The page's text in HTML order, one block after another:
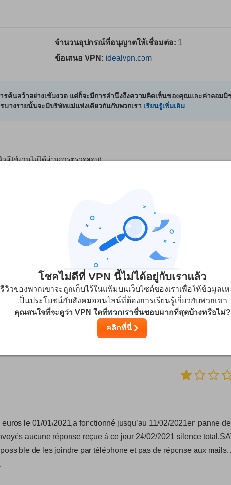
จำนวนอุปกรณ์ที่อนุญาตให้เชื่อมต่อ: 1
ข้อเสนอ VPN: idealvpn.com
รค้นคว้าอย่างเข้มงวด แต่ก็จะมีการคำนึงถึงความคิดเห็นของคุณและค่าคอม
บางรายนั้นจะมีบริษัทแม่แห่งเดียวกันกับพวกเรา เรียนรู้เพิ่มเติม
วผู้ใช้งานไม่ได้ผ่านการตรวจสอบ)
ความปลอดภัย
là depuis 1 mois ne fonctionne toujours pas, aucune
a du bugger comme leur serveurs....adieu
le 01/01/2021,a fonctionné jusqu’au 11/02/2021en panne
aucune réponse reçue à ce jour 24/02/2021 silence
de les joindre par téléphone et pas de réponse aux mails.
โชคไม่ดีที่ VPN นี้ไม่ได้อยู่กับเราแล้ว
รีวิวของพวกเขาจะถูกเก็บไว้ในแฟ้มบนเว็บไซต์ของเราเพื่อให้ข้อมูลเ
เป็นประโยชน์กับสังคมออนไลน์ที่ต้องการเรียนรู้เกี่ยวกับพวกเขา
คุณสนใจที่จะดูว่า VPN ใดที่พวกเราชื่นชอบมากที่สุดบ้างหรือไม่?
คลิกที่นี่